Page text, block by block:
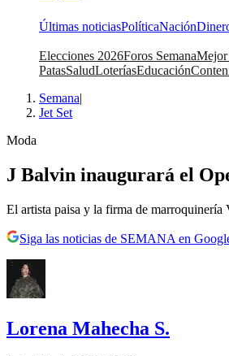
Últimas noticiasPolíticaNación
Elecciones 2026Foros Semana
PatasSaludLoteríasEducación
Semana|
Jet Set
Moda
J Balvin inaugurará el
El artista paisa y la firma de
Siga las noticias de SEMANA en
Lorena Mahecha S.